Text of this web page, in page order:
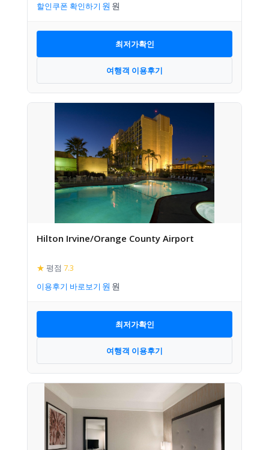
할인쿠폰 확인하기
최저가확인
여행객 이용후기
Hilton Irvine/Orange County Airport
★ 평점 7.3
이용후기 바로보기
최저가확인
여행객 이용후기